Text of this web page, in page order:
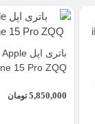
باتری اپل Apple
15 Pro ZQQ
5,850,000 تومان